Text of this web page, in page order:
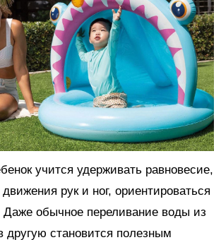
учится удерживать равновесие,
рук и ног, ориентироваться
Даже обычное переливание воды из
другую становится полезным